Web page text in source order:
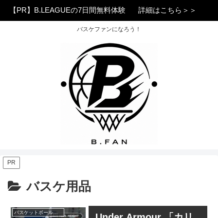
【PR】B.LEAGUEの7日間無料体験 詳細はこちら＞＞
バスケファンになろう！
PR
バスケ用品
バスケットボールシューズ